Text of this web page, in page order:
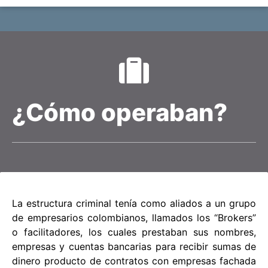
¿Cómo operaban?
La estructura criminal tenía como aliados a un grupo
de empresarios colombianos, llamados los “Brokers”
o facilitadores, los cuales prestaban sus nombres,
empresas y cuentas bancarias para recibir sumas de
dinero producto de contratos con empresas fachada